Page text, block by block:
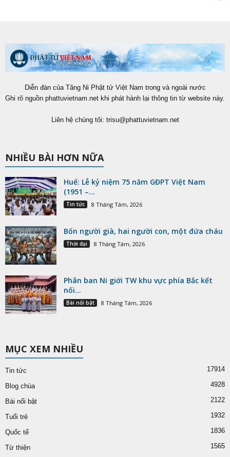
Diễn đàn của Tăng Ni Phật tử Việt Nam trong và ngoài nước
Ghi rõ nguồn phattuvietnam.net khi phát hành lại thông tin từ website này.
Liên hệ chúng tôi: trisu@phattuvietnam.net
NHIỀU BÀI HƠN NỮA
Huế: Lễ kỷ niệm 75 năm GĐPT Việt Nam
(1951 –...
Tin tức 8 Tháng Tám, 2026
Bốn người già, hai người con, một đứa cháu
Thời đại 8 Tháng Tám, 2026
Phân ban Ni giới TW khu vực phía Bắc kết
nối...
Bài nổi bật 8 Tháng Tám, 2026
MỤC XEM NHIỀU
Tin tức 17914
Blog chùa 4928
Bài nổi bật 2122
Tuổi trẻ 1932
Quốc tế 1836
Từ thiện 1565